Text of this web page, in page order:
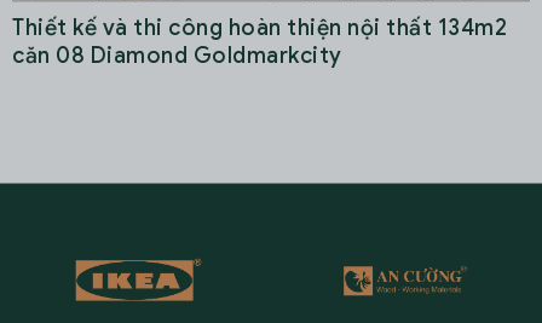
thiện nội thất 134m2
Khám phá bí mật
đẹp do ADHome